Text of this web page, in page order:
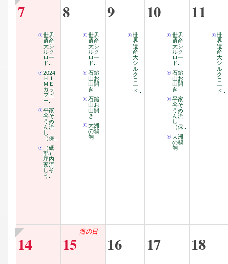
7
世界
遺産
大シ
ルク
ロー
ド..
2024
ＨＩ
ＭＥ
カッ
プビ
ー..
平家
谷そ
うめ
ん流
し
（保..
（砥
部）
坪内
家流
しそ
う..
8
世界
遺産
大シ
ルク
ロー
ド..
石鎚
山お
山開
き
石鎚
山お
山開
き
大洲
の鵜
飼
9
世
界
遺
産
大
シ
ル
ク
ロ
ー
ド..
10
世界
遺産
大シ
ルク
ロー
ド..
石鎚
山お
山開
き
平家
谷そ
うめ
ん流
し
（保..
大洲
の鵜
飼
11
世
界
遺
産
大
シ
ル
ク
ロ
ー
ド..
14 15
海の日
16 17 18